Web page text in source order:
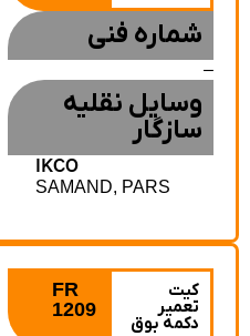
شماره فنی
وسایل نقلیه
سازگار
IKCO
SAMAND, PARS
تعمیر
دکمه بوق
1209